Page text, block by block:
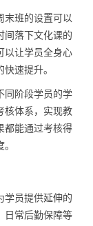
末班的设置可以
间落下文化课的
以让学员全身心
速提升。
同阶段学员的学
核体系，实现教
都能通过考核得
学员提供延伸的
日常后勤保障等